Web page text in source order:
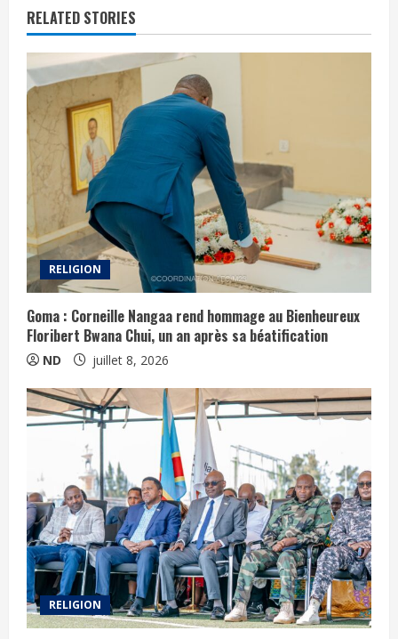
RELATED STORIES
RELIGION
Goma : Corneille Nangaa rend hommage au Bienheureux
Floribert Bwana Chui, un an après sa béatification
ND juillet 8, 2026
RELIGION